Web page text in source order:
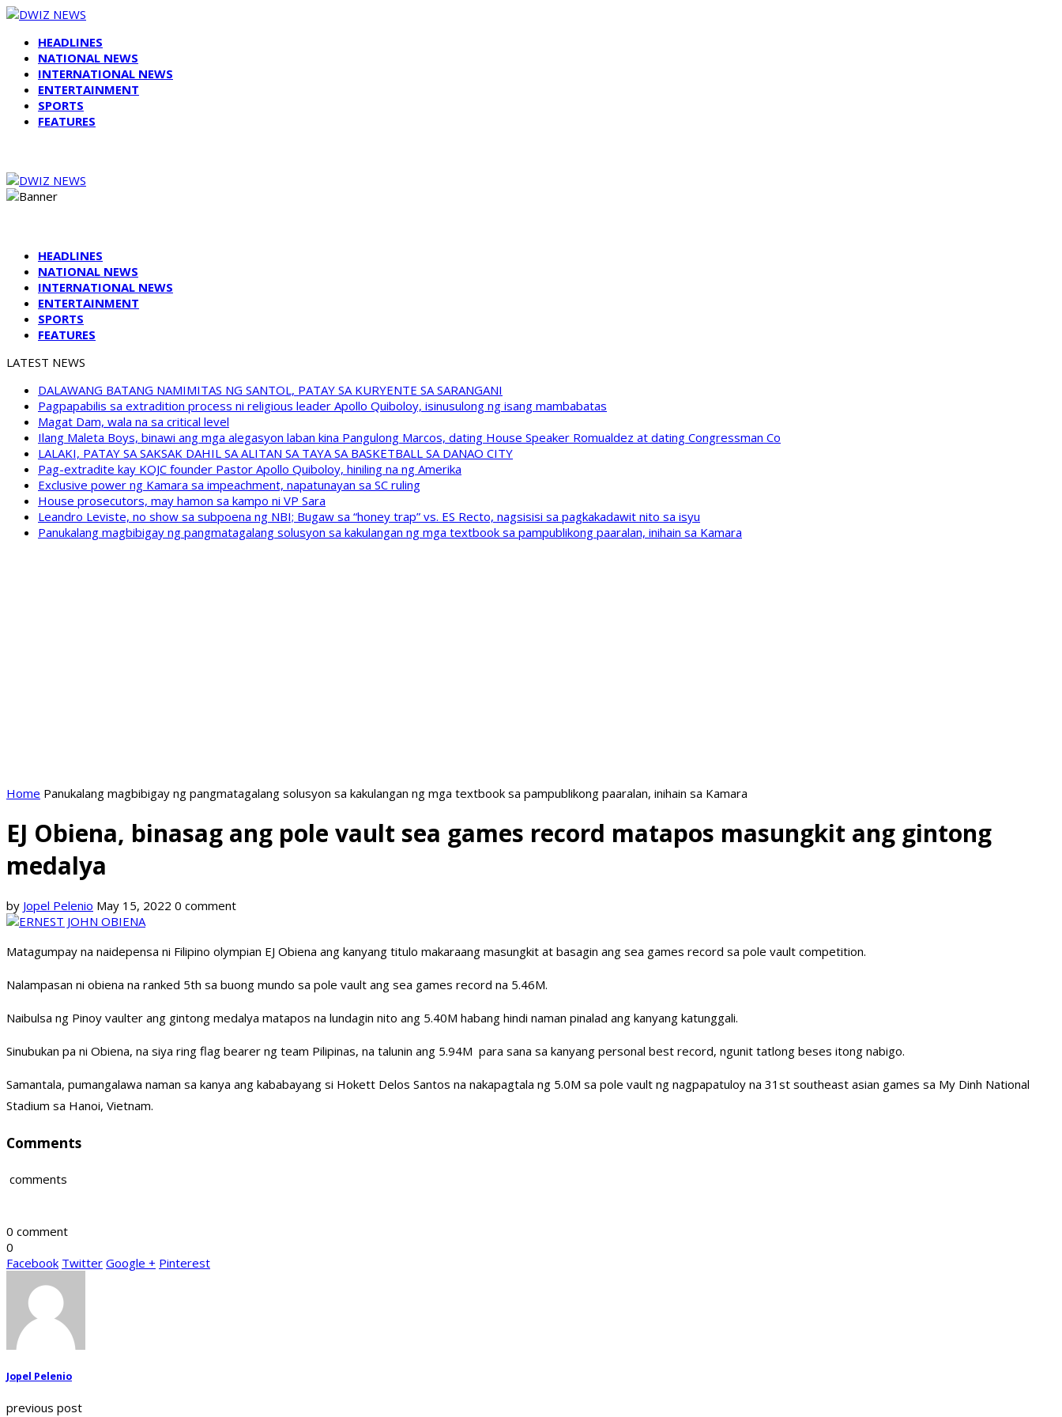
HEADLINES
NATIONAL NEWS
INTERNATIONAL NEWS
ENTERTAINMENT
SPORTS
FEATURES
HEADLINES
NATIONAL NEWS
INTERNATIONAL NEWS
ENTERTAINMENT
SPORTS
FEATURES
LATEST NEWS
DALAWANG BATANG NAMIMITAS NG SANTOL, PATAY SA KURYENTE SA SARANGANI
Pagpapabilis sa extradition process ni religious leader Apollo Quiboloy, isinusulong ng isang mambabatas
Magat Dam, wala na sa critical level
Ilang Maleta Boys, binawi ang mga alegasyon laban kina Pangulong Marcos, dating House Speaker Romualdez at dating Congressman Co
LALAKI, PATAY SA SAKSAK DAHIL SA ALITAN SA TAYA SA BASKETBALL SA DANAO CITY
Pag-extradite kay KOJC founder Pastor Apollo Quiboloy, hiniling na ng Amerika
Exclusive power ng Kamara sa impeachment, napatunayan sa SC ruling
House prosecutors, may hamon sa kampo ni VP Sara
Leandro Leviste, no show sa subpoena ng NBI; Bugaw sa “honey trap” vs. ES Recto, nagsisisi sa pagkakadawit nito sa isyu
Panukalang magbibigay ng pangmatagalang solusyon sa kakulangan ng mga textbook sa pampublikong paaralan, inihain sa Kamara
Home Panukalang magbibigay ng pangmatagalang solusyon sa kakulangan ng mga textbook sa pampublikong paaralan, inihain sa Kamara
EJ Obiena, binasag ang pole vault sea games record matapos masungkit ang gintong
medalya
by Jopel Pelenio May 15, 2022 0 comment
Matagumpay na naidepensa ni Filipino olympian EJ Obiena ang kanyang titulo makaraang masungkit at basagin ang sea games record sa pole vault competition.
Nalampasan ni obiena na ranked 5th sa buong mundo sa pole vault ang sea games record na 5.46M.
Naibulsa ng Pinoy vaulter ang gintong medalya matapos na lundagin nito ang 5.40M habang hindi naman pinalad ang kanyang katunggali.
Sinubukan pa ni Obiena, na siya ring flag bearer ng team Pilipinas, na talunin ang 5.94M para sana sa kanyang personal best record, ngunit tatlong beses itong nabigo.
Samantala, pumangalawa naman sa kanya ang kababayang si Hokett Delos Santos na nakapagtala ng 5.0M sa pole vault ng nagpapatuloy na 31st southeast asian games sa My Dinh National
Stadium sa Hanoi, Vietnam.
Comments
comments
0 comment
0
Facebook Twitter Google + Pinterest
Jopel Pelenio
previous post